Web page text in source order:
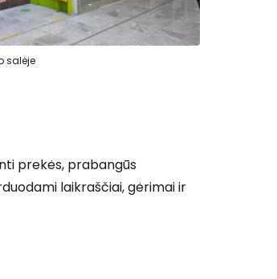
salėje
prekės, prabangūs
laikraščiai, gėrimai ir